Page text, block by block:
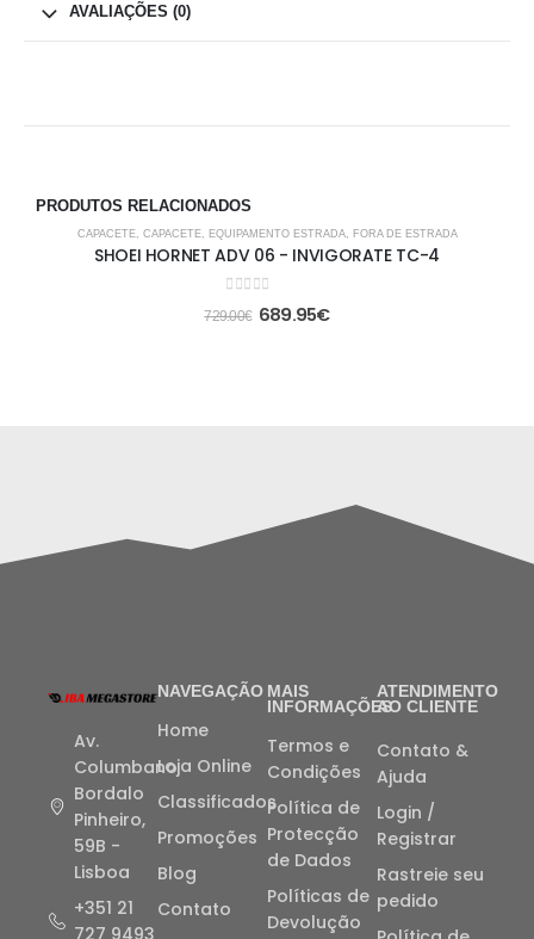
AVALIAÇÕES (0)
PRODUTOS RELACIONADOS
-5%CAPACETE, CAPACETE, EQUIPAMENTO ESTRADA, FORA DE ESTRADA
SHOEI HORNET ADV 06 - INVIGORATE TC-4
out of 5
729.00€ 689.95€
Av.
Columbano
Bordalo
Pinheiro,
59B -
Lisboa
+351 21
727 9493
NAVEGAÇÃO
Home
Loja Online
Classificados
Promoções
Blog
Contato
MAIS
INFORMAÇÕES
Termos e
Condições
Política de
Protecção
de Dados
Políticas de
Devolução
ATENDIMENTO
AO CLIENTE
Contato &
Ajuda
Login /
Registrar
Rastreie seu
pedido